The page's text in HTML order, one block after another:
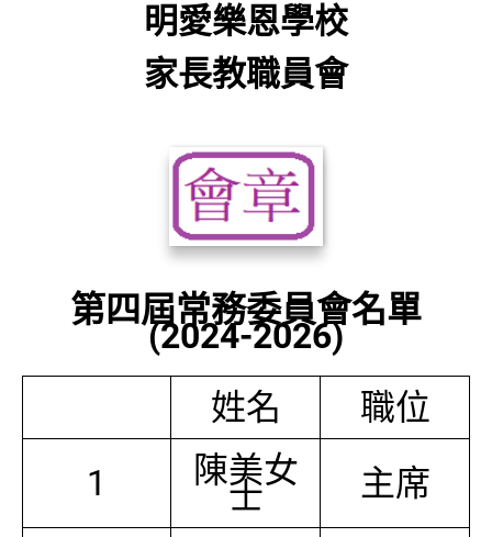
明愛樂恩學校
家長教職員會
第四屆常務委員會名單
(2024-2026)
姓名
職位
1
陳美女
士 主席